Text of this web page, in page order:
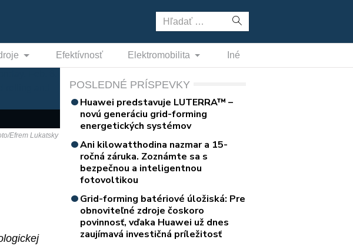
Hľadať:
Efektívnosť Elektromobilita Iné
Efrem Lukatsky
POSLEDNÉ PRÍSPEVKY
Huawei predstavuje LUTERRA™ –
novú generáciu grid-forming
energetických systémov
Ani kilowatthodina nazmar a 15-
ročná záruka. Zoznámte sa s
bezpečnou a inteligentnou
fotovoltikou
Grid-forming batériové úložiská: Pre
obnoviteľné zdroje čoskoro
povinnosť, vďaka Huawei už dnes
zaujímavá investičná príležitosť